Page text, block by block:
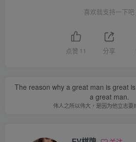
喜欢就支持一下吧
点赞 11 分享
The reason why a great man is great
a great man.
伟人之所以伟大，是因为他立志要